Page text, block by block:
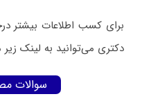
برای کسب اطلاعات بیشتر
دکتری می‌توانید به لینک زیر
سوالات